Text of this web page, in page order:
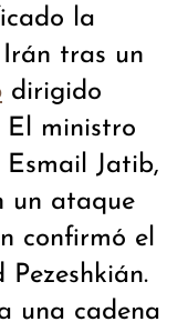
la
tras un
dirigido
El ministro
Jatib,
un ataque
confirmó el
una cadena